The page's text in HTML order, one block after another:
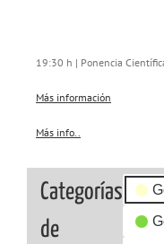
19:30 h | Ponencia
Más información
Más info..
Categorías
de